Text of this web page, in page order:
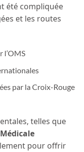
été compliquée
et les routes
l’OMS
par la Croix-Rouge
telles que
pour offrir